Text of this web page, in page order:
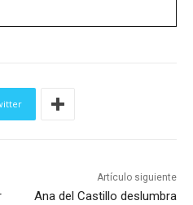
Artículo siguiente
Ana del Castillo deslumbra